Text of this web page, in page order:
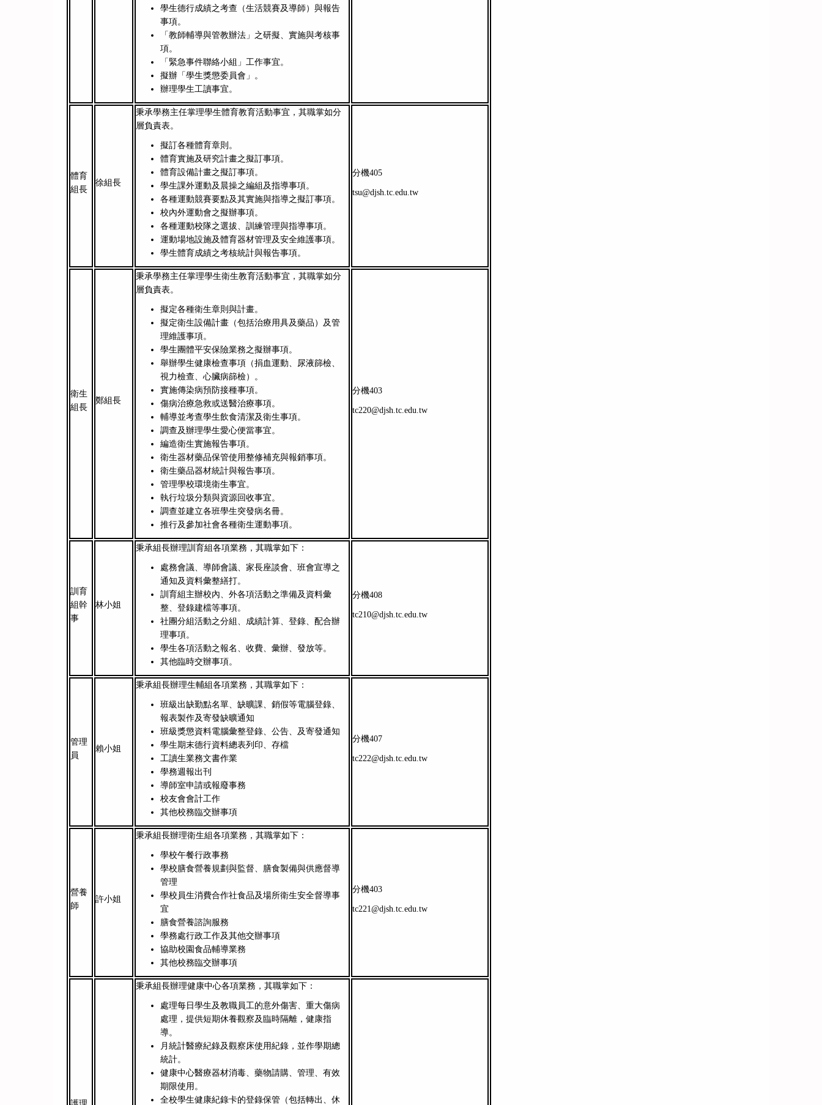
學生德行成績之考查（生活競賽及導師）與報告
事項。
「教師輔導與管教辦法」之研擬、實施與考核事
項。
「緊急事件聯絡小組」工作事宜。
擬辦「學生獎懲委員會」。
辦理學生工讀事宜。
體育
組長
徐組長
秉承學務主任掌理學生體育教育活動事宜，其職掌如分
層負責表。
擬訂各種體育章則。
體育實施及研究計畫之擬訂事項。
體育設備計畫之擬訂事項。
學生課外運動及晨操之編組及指導事項。
各種運動競賽要點及其實施與指導之擬訂事項。
校內外運動會之擬辦事項。
各種運動校隊之選拔、訓練管理與指導事項。
運動場地設施及體育器材管理及安全維護事項。
學生體育成績之考核統計與報告事項。
分機405
tsu@djsh.tc.edu.tw
衛生
組長
鄭組長
秉承學務主任掌理學生衛生教育活動事宜，其職掌如分
層負責表。
擬定各種衛生章則與計畫。
擬定衛生設備計畫（包括治療用具及藥品）及管
理維護事項。
學生團體平安保險業務之擬辦事項。
舉辦學生健康檢查事項（捐血運動、尿液篩檢、
視力檢查、心臟病篩檢）。
實施傳染病預防接種事項。
傷病治療急救或送醫治療事項。
輔導並考查學生飲食清潔及衛生事項。
調查及辦理學生愛心便當事宜。
編造衛生實施報告事項。
衛生器材藥品保管使用整修補充與報銷事項。
衛生藥品器材統計與報告事項。
管理學校環境衛生事宜。
執行垃圾分類與資源回收事宜。
調查並建立各班學生突發病名冊。
推行及參加社會各種衛生運動事項。
分機403
tc220@djsh.tc.edu.tw
訓育
組幹
事
林小姐
秉承組長辦理訓育組各項業務，其職掌如下：
處務會議、導師會議、家長座談會、班會宣導之
通知及資料彙整繕打。
訓育組主辦校內、外各項活動之準備及資料彙
整、登錄建檔等事項。
社團分組活動之分組、成績計算、登錄、配合辦
理事項。
學生各項活動之報名、收費、彙辦、發放等。
其他臨時交辦事項。
分機408
tc210@djsh.tc.edu.tw
管理
員
賴小姐
秉承組長辦理生輔組各項業務，其職掌如下：
班級出缺勤點名單、缺曠課、銷假等電腦登錄、
報表製作及寄發缺曠通知
班級獎懲資料電腦彙整登錄、公告、及寄發通知
學生期末德行資料總表列印、存檔
工讀生業務文書作業
學務週報出刊
導師室申請或報廢事務
校友會會計工作
其他校務臨交辦事項
分機407
tc222@djsh.tc.edu.tw
營養
師
許小姐
秉承組長辦理衛生組各項業務，其職掌如下：
學校午餐行政事務
學校膳食營養規劃與監督、膳食製備與供應督導
管理
學校員生消費合作社食品及場所衛生安全督導事
宜
膳食營養諮詢服務
學務處行政工作及其他交辦事項
協助校園食品輔導業務
其他校務臨交辦事項
分機403
tc221@djsh.tc.edu.tw
秉承組長辦理健康中心各項業務，其職掌如下：
處理每日學生及教職員工的意外傷害、重大傷病
處理，提供短期休養觀察及臨時隔離，健康指
導。
月統計醫療紀錄及觀察床使用紀錄，並作學期總
統計。
健康中心醫療器材消毒、藥物請購、管理、有效
期限使用。
全校學生健康紀錄卡的登錄保管（包括轉出、休